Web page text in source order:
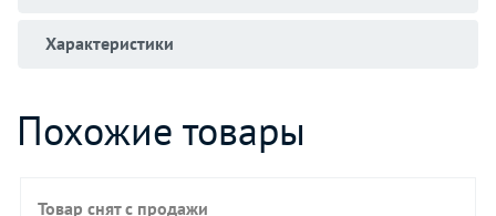
Характеристики
Похожие товары
Товар снят с продажи